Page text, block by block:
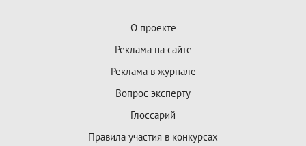
О проекте
Реклама на сайте
Реклама в журнале
Вопрос эксперту
Глоссарий
Правила участия в конкурсах